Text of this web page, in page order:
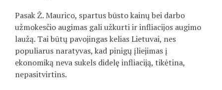
Pasak Ž. Maurico, spartus būsto kainų bei darbo
užmokesčio augimas gali užkurti ir infliacijos augimo
laužą. Tai būtų pavojingas kelias Lietuvai, nes
populiarus naratyvas, kad pinigų įliejimas į
ekonomiką neva sukels didelę infliaciją, tikėtina,
nepasitvirtins.